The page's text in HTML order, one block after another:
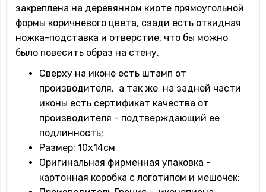
закреплена на деревянном киоте прямоугольной
формы коричневого цвета, сзади есть откидная
ножка-подставка и отверстие, что бы можно
было повесить образ на стену.
Сверху на иконе есть штамп от
производителя, а так же на задней части
иконы есть сертификат качества от
производителя - подтверждающий ее
подлинность;
Размер: 10х14см
Оригинальная фирменная упаковка -
картонная коробка с логотипом и мешочек;